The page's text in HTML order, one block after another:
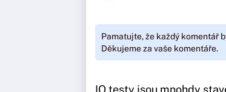
Pamatujte, že každý komentář
Děkujeme za vaše komentáře.
IQ testy jsou mnohdy